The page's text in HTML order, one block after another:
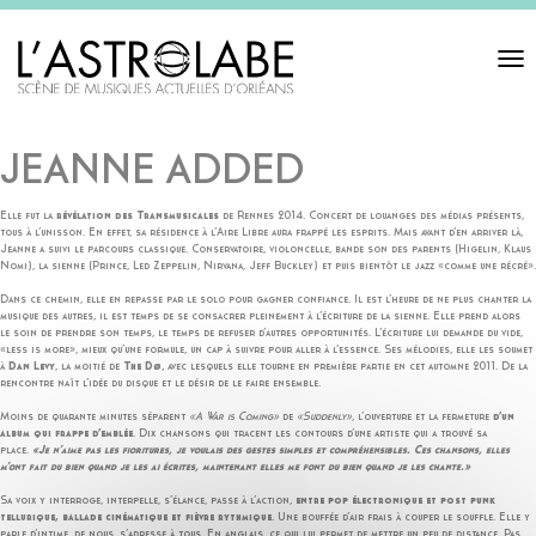
Toggle
JEANNE ADDED
Elle fut la révélation des Transmusicales de Rennes 2014. Concert de louanges des médias présents,
tous à l’unisson. En effet, sa résidence à l’Aire Libre aura frappé les esprits. Mais avant d’en arriver là,
Jeanne a suivi le parcours classique. Conservatoire, violoncelle, bande son des parents (Higelin, Klaus
Nomi), la sienne (Prince, Led Zeppelin, Nirvana, Jeff Buckley) et puis bientôt le jazz «comme une récré».
Dans ce chemin, elle en repasse par le solo pour gagner confiance. Il est l’heure de ne plus chanter la
musique des autres, il est temps de se consacrer pleinement à l’écriture de la sienne. Elle prend alors
le soin de prendre son temps, le temps de refuser d’autres opportunités. L’écriture lui demande du vide,
«less is more», mieux qu’une formule, un cap à suivre pour aller à l’essence. Ses mélodies, elle les soumet
à Dan Levy, la moitié de The Dø, avec lesquels elle tourne en première partie en cet automne 2011. De la
rencontre naît l’idée du disque et le désir de le faire ensemble.
Moins de quarante minutes séparent «A War is Coming» de «Suddenly», l’ouverture et la fermeture d’un
album qui frappe d’emblée. Dix chansons qui tracent les contours d’une artiste qui a trouvé sa
place. «Je n’aime pas les fioritures, je voulais des gestes simples et compréhensibles. Ces chansons, elles
m’ont fait du bien quand je les ai écrites, maintenant elles me font du bien quand je les chante.»
Sa voix y interroge, interpelle, s’élance, passe à l’action, entre pop électronique et post punk
tellurique, ballade cinématique et fièvre rythmique. Une bouffée d’air frais à couper le souffle. Elle y